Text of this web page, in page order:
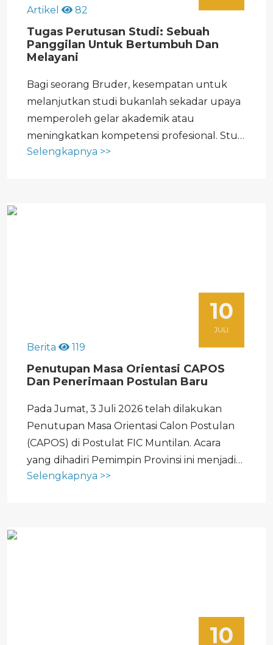
Artikel 82
Tugas Perutusan Studi: Sebuah
Panggilan Untuk Bertumbuh Dan
Melayani
Bagi seorang Bruder, kesempatan untuk
melanjutkan studi bukanlah sekadar upaya
memperoleh gelar akademik atau
meningkatkan kompetensi profesional. Studi
lanjut merupakan tugas perutusan yang
Selengkapnya >>
10
JULI
Berita 119
Penutupan Masa Orientasi CAPOS
Dan Penerimaan Postulan Baru
Pada Jumat, 3 Juli 2026 telah dilakukan
Penutupan Masa Orientasi Calon Postulan
(CAPOS) di Postulat FIC Muntilan. Acara
yang dihadiri Pemimpin Provinsi ini menjadi
penutup masa orientasi yang telah dijalani
Selengkapnya >>
10